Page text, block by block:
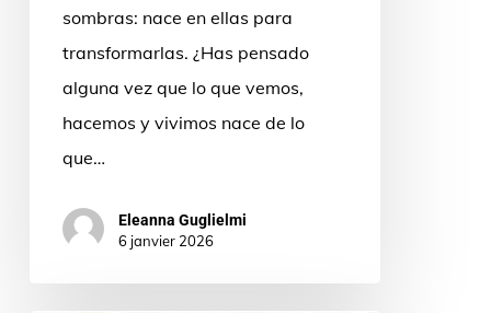
vida
sombras: nace en ellas para
transformarlas. ¿Has pensado
alguna vez que lo que vemos,
hacemos y vivimos nace de lo
que…
Eleanna Guglielmi
6 janvier 2026